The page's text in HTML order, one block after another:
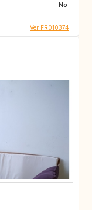
No
Ver FR010374